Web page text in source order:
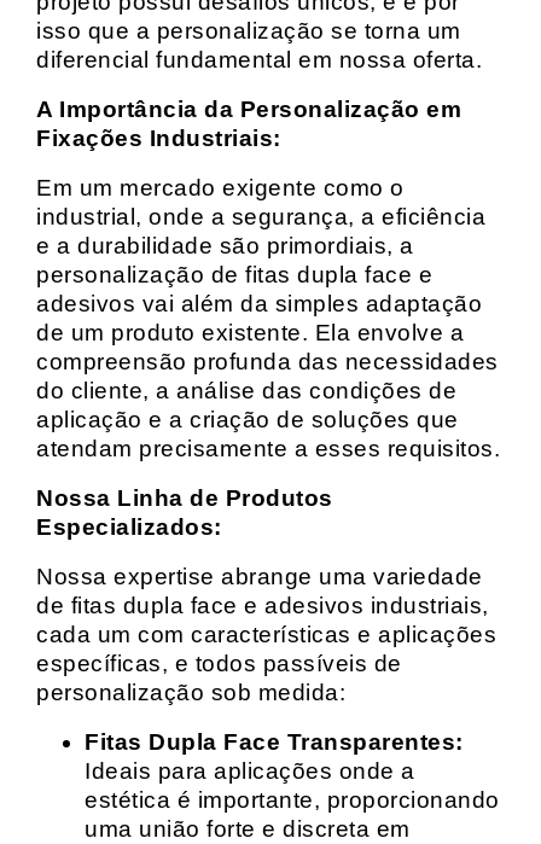
isso que a personalização se torna um
diferencial fundamental em nossa oferta.
A Importância da Personalização em
Fixações Industriais:
Em um mercado exigente como o
industrial, onde a segurança, a eficiência
e a durabilidade são primordiais, a
personalização de fitas dupla face e
adesivos vai além da simples adaptação
de um produto existente. Ela envolve a
compreensão profunda das necessidades
do cliente, a análise das condições de
aplicação e a criação de soluções que
atendam precisamente a esses requisitos.
Nossa Linha de Produtos
Especializados:
Nossa expertise abrange uma variedade
de fitas dupla face e adesivos industriais,
cada um com características e aplicações
específicas, e todos passíveis de
personalização sob medida:
Fitas Dupla Face Transparentes:
Ideais para aplicações onde a
estética é importante, proporcionando
uma união forte e discreta em